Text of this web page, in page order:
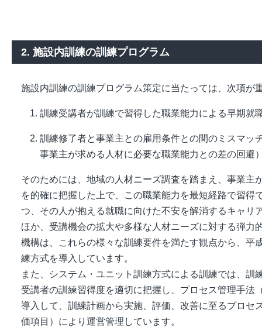
2. 施設内訓練の訓練プログラム
施設内訓練の訓練プログラム策定に当たっては、次項が
訓練受講者が訓練で習得した職業能力による早期就
訓練修了者と事業主との雇用条件との間のミスマッ
事業主が求める人材に必要な職業能力との差の回避
そのためには、地域の人材ニーズ調査を踏まえ、事業
を的確に把握した上で、この職業能力を最短経路で習
つ、その人が抱える就職に向けた不安を解消するキャ
ほか、受講機会の拡大や多様な人材ニーズに対する弾力
機構は、これらの様々な訓練要件を満たす観点から、
練方式を導入しています。
また、システム・ユニット訓練方式による訓練では、
受講者の訓練習得度を適切に把握し、プロセス管理手
導入して、訓練計画から実施、評価、改善に至るプロ
価項目）により運営管理しています。